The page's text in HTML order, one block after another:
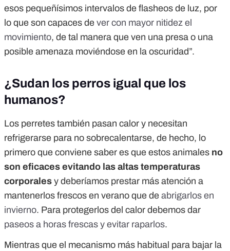
esos pequeñísimos intervalos de flasheos de luz, por
lo que son capaces de ver con mayor nitidez el
movimiento, de tal manera que ven una presa o una
posible amenaza moviéndose en la oscuridad”.
¿Sudan los perros igual que los
humanos?
Los perretes también pasan calor y necesitan
refrigerarse para no sobrecalentarse, de hecho, lo
primero que conviene saber es que estos animales no
son eficaces evitando las altas temperaturas
corporales y deberíamos prestar más atención a
mantenerlos frescos en verano que de abrigarlos en
invierno. Para protegerlos del calor debemos dar
paseos a horas frescas y evitar raparlos.
Mientras que el mecanismo más habitual para bajar la